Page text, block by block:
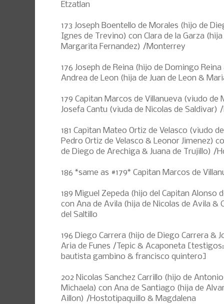
Etzatlan
173 Joseph Boentello de Morales (hijo de
Ignes de Trevino) con Clara de la Garza
Margarita Fernandez) /Monterrey
176 Joseph de Reina (hijo de Domingo
Andrea de Leon (hija de Juan de Leon &
179 Capitan Marcos de Villanueva (viudo de
Josefa Cantu (viuda de Nicolas de Saldivar)
181 Capitan Mateo Ortiz de Velasco (viudo
Pedro Ortiz de Velasco & Leonor Jimenez)
de Diego de Arechiga & Juana de Trujillo) /
186 *same as #179* Capitan Marcos de
189 Miguel Zepeda (hijo del Capitan Alonso
con Ana de Avila (hija de Nicolas de Avila &
del Saltillo
196 Diego Carrera (hijo de Diego Carrera &
Aria de Funes /Tepic & Acaponeta
bautista gambino & francisco quintero]
202 Nicolas Sanchez Carrillo (hijo de
Michaela) con Ana de Santiago (hija de
Aillon) /Hostotipaquillo & Magdalena